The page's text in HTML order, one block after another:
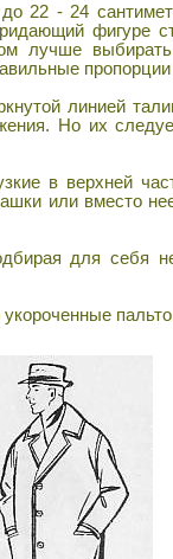
22 - 24
фигуре
лучше
линией
Но их
в верхней
или вместо
для себя